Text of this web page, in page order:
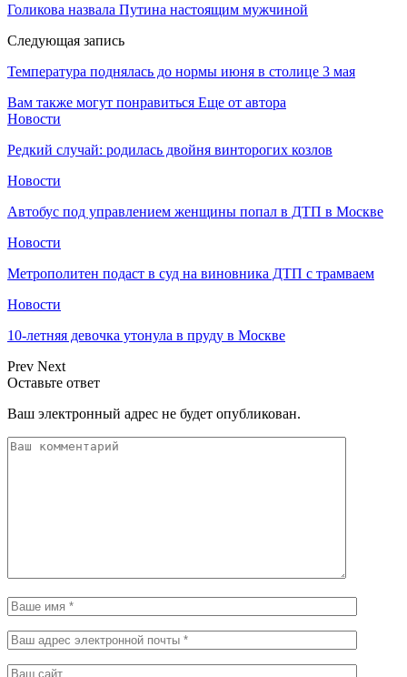
Голикова назвала Путина настоящим мужчиной
Следующая запись
Температура поднялась до нормы июня в столице 3 мая
Вам также могут понравиться Еще от автора
Новости
Редкий случай: родилась двойня винторогих козлов
Новости
Автобус под управлением женщины попал в ДТП в Москве
Новости
Метрополитен подаст в суд на виновника ДТП с трамваем
Новости
10-летняя девочка утонула в пруду в Москве
Prev Next
Оставьте ответ
Ваш электронный адрес не будет опубликован.